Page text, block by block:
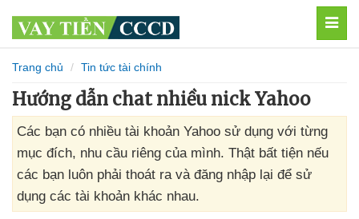
Trang chủ Tin tức tài chính
Hướng dẫn chat nhiều nick Yahoo
Các bạn có nhiều tài khoản Yahoo sử dụng với từng
mục đích, nhu cầu riêng của mình. Thật bất tiện nếu
các bạn luôn phải thoát ra và đăng nhập lại để sử
dụng các tài khoản khác nhau.